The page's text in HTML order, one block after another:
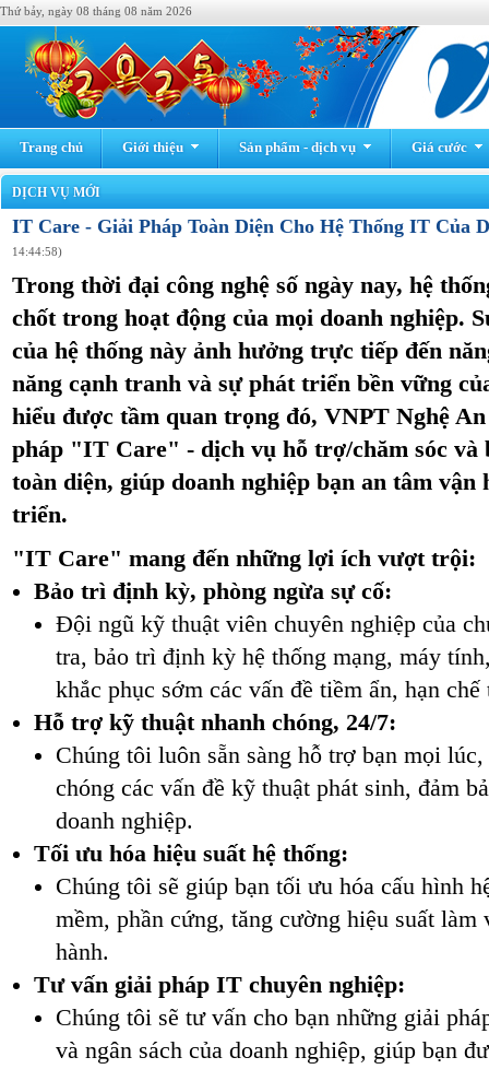
Thứ bảy, ngày 08 tháng 08 năm 2026
Trang chủ Giới thiệu Sản phẩm - dịch vụ Giá cước
DỊCH VỤ MỚI
IT Care - Giải Pháp Toàn Diện Cho Hệ Thống IT Của
14:44:58)
Trong thời đại công nghệ số ngày nay, hệ
chốt trong hoạt động của mọi doanh nghiệp.
của hệ thống này ảnh hưởng trực tiếp đến
năng cạnh tranh và sự phát triển bền vững
hiểu được tầm quan trọng đó, VNPT Nghệ
pháp "IT Care" - dịch vụ hỗ trợ/chăm sóc và
toàn diện, giúp doanh nghiệp bạn an tâm
triển.
"IT Care" mang đến những lợi ích vượt trội:
Bảo trì định kỳ, phòng ngừa sự cố:
Đội ngũ kỹ thuật viên chuyên nghiệp của
tra, bảo trì định kỳ hệ thống mạng, máy
khắc phục sớm các vấn đề tiềm ẩn, hạn
Hỗ trợ kỹ thuật nhanh chóng, 24/7:
Chúng tôi luôn sẵn sàng hỗ trợ bạn mọi
chóng các vấn đề kỹ thuật phát sinh, đảm
doanh nghiệp.
Tối ưu hóa hiệu suất hệ thống:
Chúng tôi sẽ giúp bạn tối ưu hóa cấu hình
mềm, phần cứng, tăng cường hiệu suất
hành.
Tư vấn giải pháp IT chuyên nghiệp:
Chúng tôi sẽ tư vấn cho bạn những giải
và ngân sách của doanh nghiệp, giúp bạn